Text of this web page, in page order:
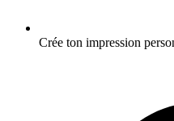
Crée ton impression